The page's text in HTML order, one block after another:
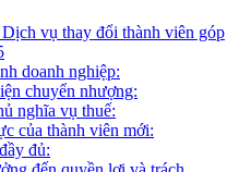
vụ thay đổi thành viên góp
doanh nghiệp:
chuyển nhượng:
nghĩa vụ thuế:
của thành viên mới:
đủ: